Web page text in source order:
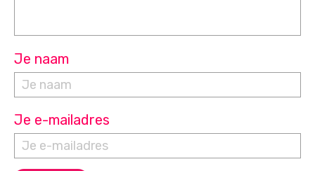
Je naam
Je e-mailadres